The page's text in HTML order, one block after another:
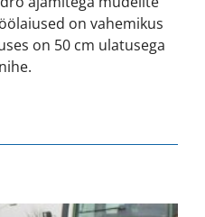
on vahemikus
on 50 cm ulatusega